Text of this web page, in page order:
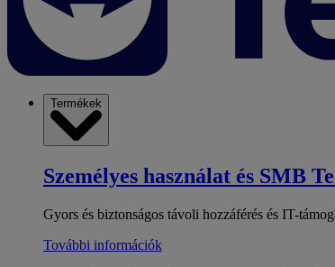
Termékek
Személyes használat és SMB
Gyors és biztonságos távoli hozzáférés és IT-
További információk